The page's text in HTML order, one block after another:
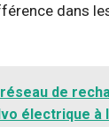
dans
de
électrique à